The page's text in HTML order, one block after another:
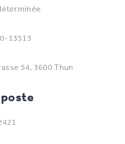
13515
54, 3600 Thun